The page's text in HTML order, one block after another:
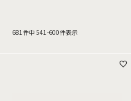
681 件中 541 -600件表示